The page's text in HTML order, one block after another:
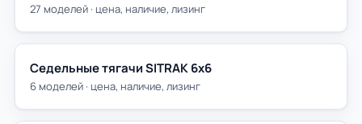
27 моделей · цена, наличие, лизинг
Седельные тягачи SITRAK 6х6
6 моделей · цена, наличие, лизинг